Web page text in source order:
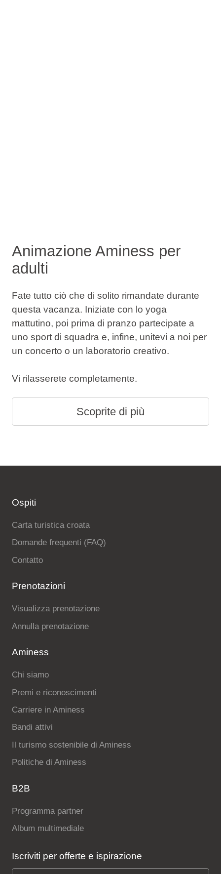
Animazione Aminess per
adulti
Fate tutto ciò che di solito rimandate durante
questa vacanza. Iniziate con lo yoga
mattutino, poi prima di pranzo partecipate a
uno sport di squadra e, infine, unitevi a noi per
un concerto o un laboratorio creativo.
Vi rilasserete completamente.
Scoprite di più
Ospiti
Carta turistica croata
Domande frequenti (FAQ)
Contatto
Prenotazioni
Visualizza prenotazione
Annulla prenotazione
Aminess
Chi siamo
Premi e riconoscimenti
Carriere in Aminess
Bandi attivi
Il turismo sostenibile di Aminess
Politiche di Aminess
B2B
Programma partner
Album multimediale
Iscriviti per offerte e ispirazione